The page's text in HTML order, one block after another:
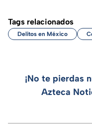
Tags relacionados
Delitos en México
¡No te pierdas
Azteca